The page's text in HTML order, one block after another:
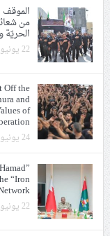
من
الحريّة
22 يونيو 2026
Off the
and
of
24 يونيو 2026
“Iron
Network
22 يونيو 2026